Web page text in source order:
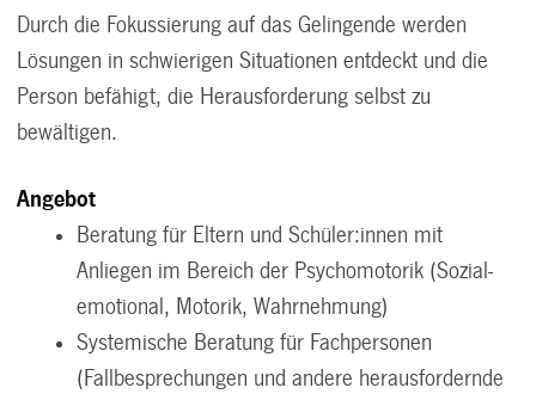
Durch die Fokussierung auf das Gelingende werden
Lösungen in schwierigen Situationen entdeckt und die
Person befähigt, die Herausforderung selbst zu
bewältigen.
Angebot
Beratung für Eltern und Schüler:innen mit
Anliegen im Bereich der Psychomotorik (Sozial-
emotional, Motorik, Wahrnehmung)
Systemische Beratung für Fachpersonen
(Fallbesprechungen und andere herausfordernde